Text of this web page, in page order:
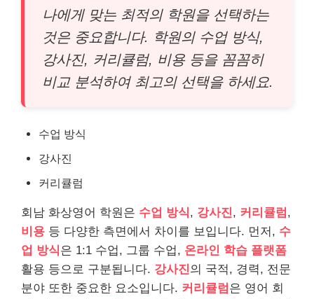
나에게 맞는 최적의 학원을 선택하는
것은 중요합니다. 학원의 수업 방식,
강사진, 커리큘럼, 비용 등을 꼼꼼히
비교 분석하여 최고의 선택을 하세요.
수업 방식
강사진
커리큘럼
회남 화상영어 학원은 수업 방식, 강사진, 커리큘럼 ,
비용 등 다양한 측면에서 차이를 보입니다. 먼저, 수
업 방식은 1:1 수업, 그룹 수업, 온라인 학습 플랫폼
활용 등으로 구분됩니다. 강사진의 국적, 경력, 전문
분야 또한 중요한 요소입니다. 커리큘럼 은 영어 회